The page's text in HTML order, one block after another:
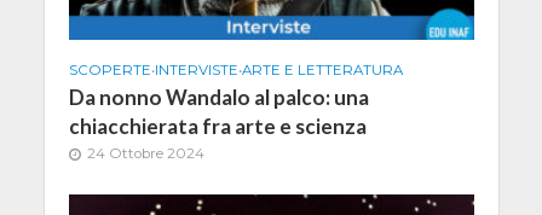
SCOPERTE•INTERVISTE•ARTE E LETTERATURA
Da nonno Wandalo al palco: una
chiacchierata fra arte e scienza
24 Ottobre 2024